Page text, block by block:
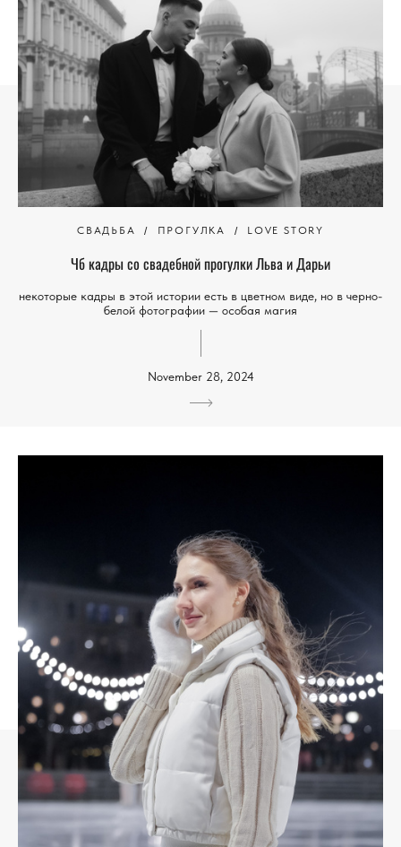
СВАДЬБА ПРОГУЛКА LOVE STORY
Чб кадры со свадебной прогулки Льва и Дарьи
некоторые кадры в этой истории есть в цветном виде, но в черно-
белой фотографии — особая магия
November 28, 2024